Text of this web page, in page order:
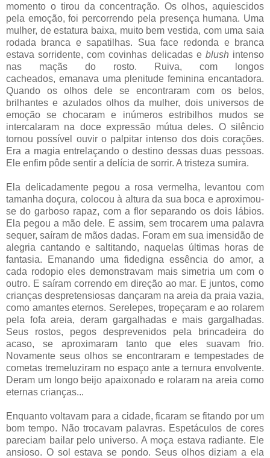
momento o tirou da concentração. Os olhos, aquiescidos
pela emoção, foi percorrendo pela presença humana. Uma
mulher, de estatura baixa, muito bem vestida, com uma saia
rodada branca e sapatilhas. Sua face redonda e branca
estava sorridente, com covinhas delicadas e blush intenso
nas maçãs do rosto. Ruiva, com longos
cacheados, emanava uma plenitude feminina encantadora.
Quando os olhos dele se encontraram com os belos,
brilhantes e azulados olhos da mulher, dois universos de
emoção se chocaram e inúmeros estribilhos mudos se
intercalaram na doce expressão mútua deles. O silêncio
tornou possível ouvir o palpitar intenso dos dois corações.
Era a magia entrelaçando o destino dessas duas pessoas.
Ele enfim pôde sentir a delícia de sorrir. A tristeza sumira.
Ela delicadamente pegou a rosa vermelha, levantou com
tamanha doçura, colocou à altura da sua boca e aproximou-
se do garboso rapaz, com a flor separando os dois lábios.
Ela pegou a mão dele. E assim, sem trocarem uma palavra
sequer, saíram de mãos dadas. Foram em sua imensidão de
alegria cantando e saltitando, naquelas últimas horas de
fantasia. Emanando uma fidedigna essência do amor, a
cada rodopio eles demonstravam mais simetria um com o
outro. E saíram correndo em direção ao mar. E juntos, como
crianças despretensiosas dançaram na areia da praia vazia,
como amantes eternos. Serelepes, tropeçaram e ao rolarem
pela fofa areia, deram gargalhadas e mais gargalhadas.
Seus rostos, pegos desprevenidos pela brincadeira do
acaso, se aproximaram tanto que eles suavam frio.
Novamente seus olhos se encontraram e tempestades de
cometas tremeluziram no espaço ante a ternura envolvente.
Deram um longo beijo apaixonado e rolaram na areia como
eternas crianças...
Enquanto voltavam para a cidade, ficaram se fitando por um
bom tempo. Não trocavam palavras. Espetáculos de cores
pareciam bailar pelo universo. A moça estava radiante. Ele
ansioso. O sol estava se pondo. Seus olhos diziam a ela